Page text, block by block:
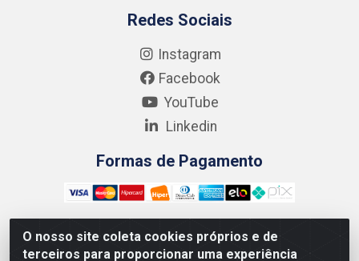
O nosso site coleta cookies próprios e de
terceiros para proporcionar uma experiência
Redes Sociais
Instagram
Facebook
YouTube
Linkedin
Formas de Pagamento
Kgmlan Distribuidora LTDA - CNPJ 18.217.682/0001-54 -